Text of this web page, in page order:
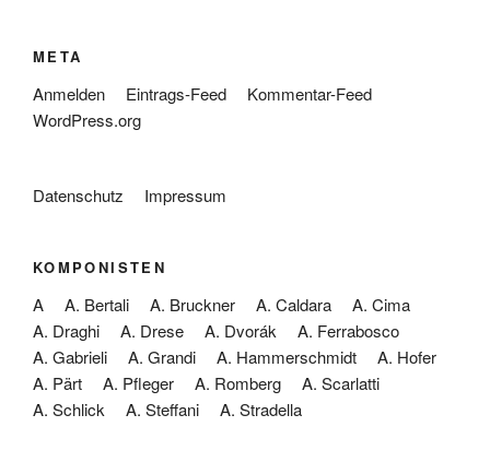
META
Anmelden Eintrags-Feed
Kommentar-Feed
WordPress.org
Datenschutz Impressum
KOMPONISTEN
A A. Bertali A. Bruckner A. Caldara
A. Cima
A. Draghi
A. Drese A. Dvorák
A. Ferrabosco
A. Gabrieli
A. Grandi A. Hammerschmidt
A. Hofer
A. Pärt
A. Pfleger A. Romberg
A. Scarlatti
A. Schlick
A. Steffani A. Stradella